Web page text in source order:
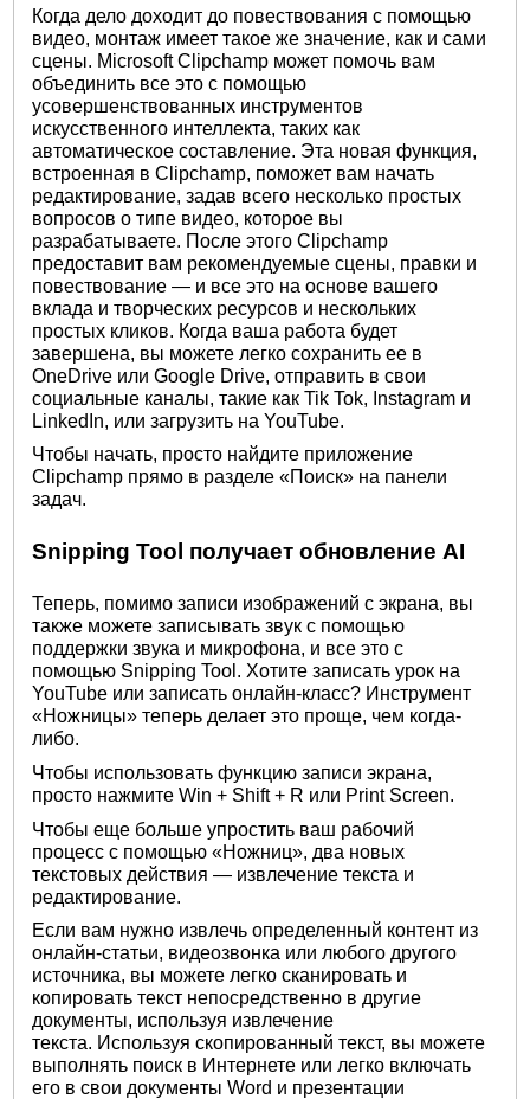
Когда дело доходит до повествования с помощью
видео, монтаж имеет такое же значение, как и сами
сцены. Microsoft Clipchamp может помочь вам
объединить все это с помощью
усовершенствованных инструментов
искусственного интеллекта, таких как
автоматическое составление. Эта новая функция,
встроенная в Clipchamp, поможет вам начать
редактирование, задав всего несколько простых
вопросов о типе видео, которое вы
разрабатываете. После этого Clipchamp
предоставит вам рекомендуемые сцены, правки и
повествование — и все это на основе вашего
вклада и творческих ресурсов и нескольких
простых кликов. Когда ваша работа будет
завершена, вы можете легко сохранить ее в
OneDrive или Google Drive, отправить в свои
социальные каналы, такие как Tik Tok, Instagram и
LinkedIn, или загрузить на YouTube.
Чтобы начать, просто найдите приложение
Clipchamp прямо в разделе «Поиск» на панели
задач.
Snipping Tool получает обновление AI
Теперь, помимо записи изображений с экрана, вы
также можете записывать звук с помощью
поддержки звука и микрофона, и все это с
помощью Snipping Tool. Хотите записать урок на
YouTube или записать онлайн-класс? Инструмент
«Ножницы» теперь делает это проще, чем когда-
либо.
Чтобы использовать функцию записи экрана,
просто нажмите Win + Shift + R или Print Screen.
Чтобы еще больше упростить ваш рабочий
процесс с помощью «Ножниц», два новых
текстовых действия — извлечение текста и
редактирование.
Если вам нужно извлечь определенный контент из
онлайн-статьи, видеозвонка или любого другого
источника, вы можете легко сканировать и
копировать текст непосредственно в другие
документы, используя извлечение
текста. Используя скопированный текст, вы можете
выполнять поиск в Интернете или легко включать
его в свои документы Word и презентации